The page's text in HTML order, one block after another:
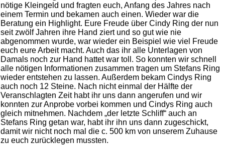
nötige Kleingeld und fragten euch, Anfang des Jahres nach
einem Termin und bekamen auch einen. Wieder war die
Beratung ein Highlight. Eure Freude über Cindy Ring der nun
seit zwölf Jahren ihre Hand ziert und so gut wie nie
abgenommen wurde, war wieder ein Beispiel wie viel Freude
euch eure Arbeit macht. Auch das ihr alle Unterlagen von
Damals noch zur Hand hattet war toll. So konnten wir schnell
alle nötigen Informationen zusammen tragen um Stefans Ring
wieder entstehen zu lassen. Außerdem bekam Cindys Ring
auch noch 12 Steine. Nach nicht einmal der Hälfte der
Veranschlagten Zeit habt ihr uns dann angerufen und wir
konnten zur Anprobe vorbei kommen und Cindys Ring auch
gleich mitnehmen. Nachdem „der letzte Schliff“ auch an
Stefans Ring getan war, habt ihr ihn uns dann zugeschickt,
damit wir nicht noch mal die c. 500 km von unserem Zuhause
zu euch zurücklegen mussten.